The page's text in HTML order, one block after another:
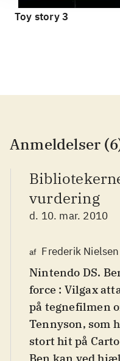
Toy story 3
Anmeldelser
vurdering
d. 10. mar. 2010
af Frederik Nielsen
Nintendo DS.
force : Vilgax
på tegnefilmen
Tennyson, som
stort hit på